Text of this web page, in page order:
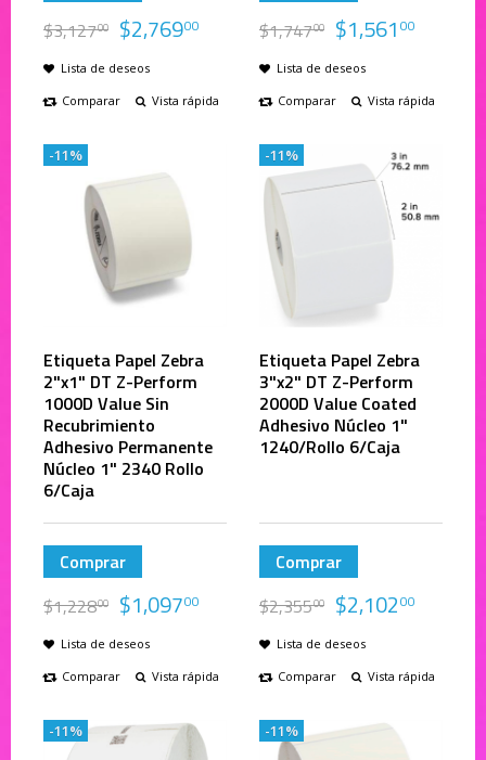
$3,12700 $2,76900
Lista de deseos
Comparar
Vista rápida
$1,74700 $1,561 00
Lista de deseos
Comparar
Vista rápida
Etiqueta Papel Zebra
2"x1" DT Z-Perform
1000D Value Sin
Recubrimiento
Adhesivo Permanente
Núcleo 1" 2340 Rollo
6/Caja
Comprar
$1,22800 $1,09700
Lista de deseos
Comparar
Vista rápida
-11%
Etiqueta Papel Zebra
3"x2" DT Z-Perform
2000D Value Coated
Adhesivo Núcleo 1"
1240/Rollo 6/Caja
Comprar
$2,35500 $2,10200
Lista de deseos
Comparar
Vista rápida
-11%
-11% -11%